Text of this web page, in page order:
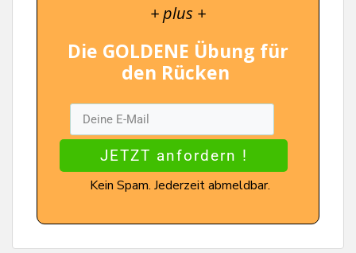
+ plus +
Die GOLDENE Übung für
den Rücken
JETZT anfordern !
Kein Spam. Jederzeit abmeldbar.